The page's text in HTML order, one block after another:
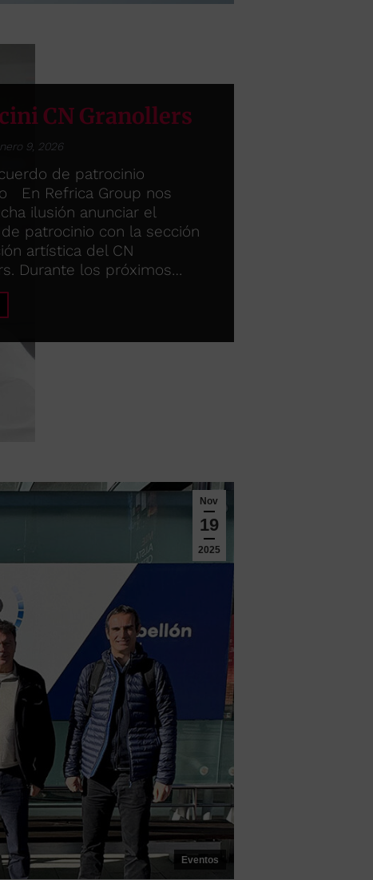
CN Granollers
9, 2026
de patrocinio
En Refrica Group nos
ilusión anunciar el
patrocinio con la sección
artística del CN
Durante los próximos…
Nov
19
2025
Eventos